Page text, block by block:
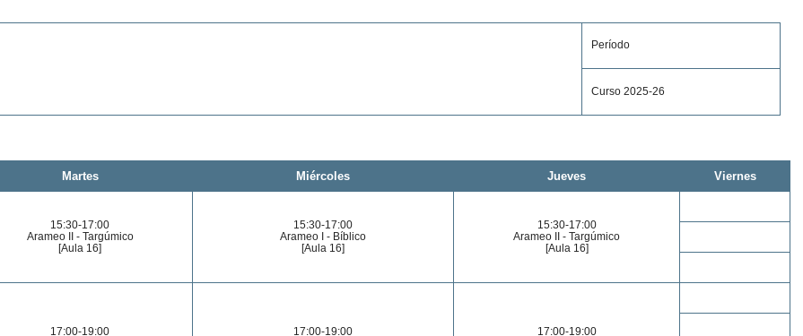
Período
Curso 2025-26
Martes Miércoles Jueves Viernes
15:30-17:00
Arameo II - Targúmico
[Aula 16]
15:30-17:00
Arameo I - Bíblico
[Aula 16]
15:30-17:00
Arameo II - Targúmico
[Aula 16]
17:00-19:00
17:00-19:00
17:00-19:00